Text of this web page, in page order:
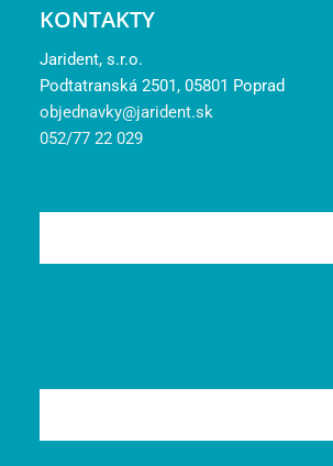
KONTAKTY
Jarident, s.r.o.
Podtatranská 2501, 05801 Poprad
objednavky@jarident.sk
052/77 22 029